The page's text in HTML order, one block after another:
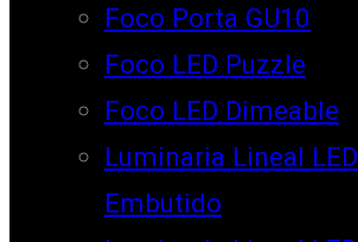
Foco Porta GU10
Foco LED Puzzle
Foco LED Dimeable
Luminaria Lineal LED
Embutido